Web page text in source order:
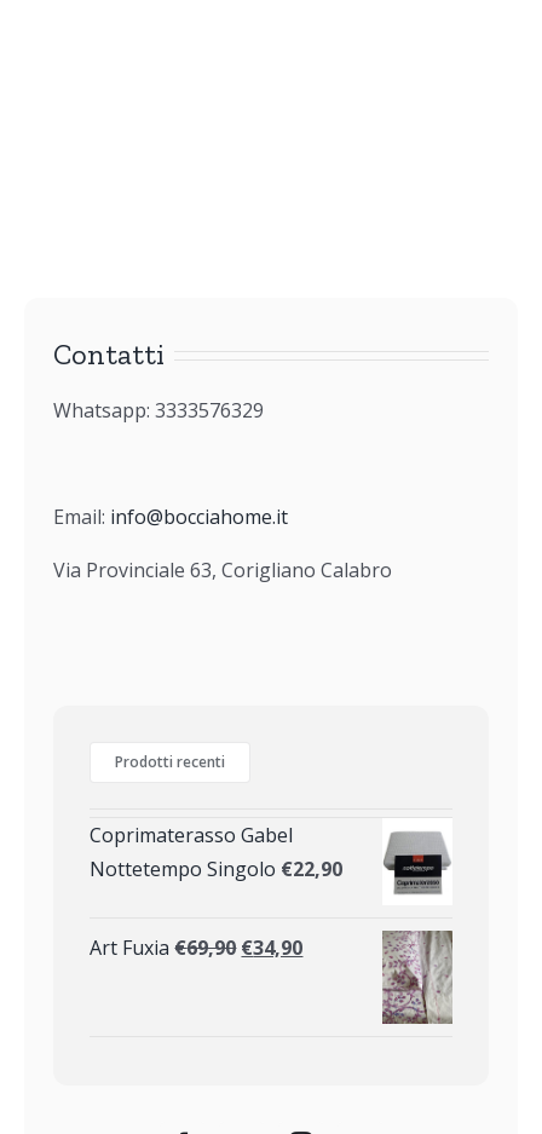
Contatti
Whatsapp: 3333576329
Email: info@bocciahome.it
Via Provinciale 63, Corigliano Calabro
Prodotti recenti
Coprimaterasso Gabel
Nottetempo Singolo €22,90
Art Fuxia €69,90 €34,90